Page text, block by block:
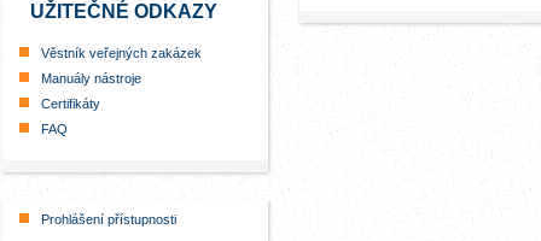
UŽITEČNÉ ODKAZY
Věstník veřejných zakázek
Manuály nástroje
Certifikáty
FAQ
Prohlášení přístupnosti